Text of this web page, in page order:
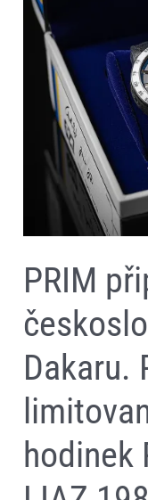
PRIM
Dakaru.
hodinek
hodinek
PRIM
Dakar
LIAZ
1985